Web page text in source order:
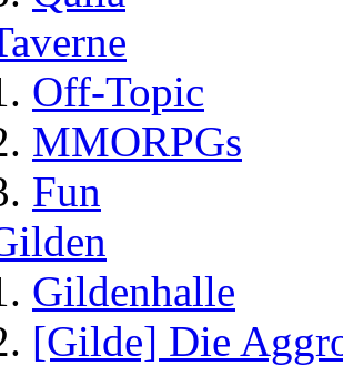
Off-Topic
MMORPGs
Fun
Gildenhalle
[Gilde] Die